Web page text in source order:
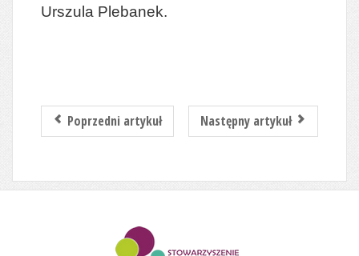
Urszula Plebanek.
Poprzedni artykuł Następny artykuł